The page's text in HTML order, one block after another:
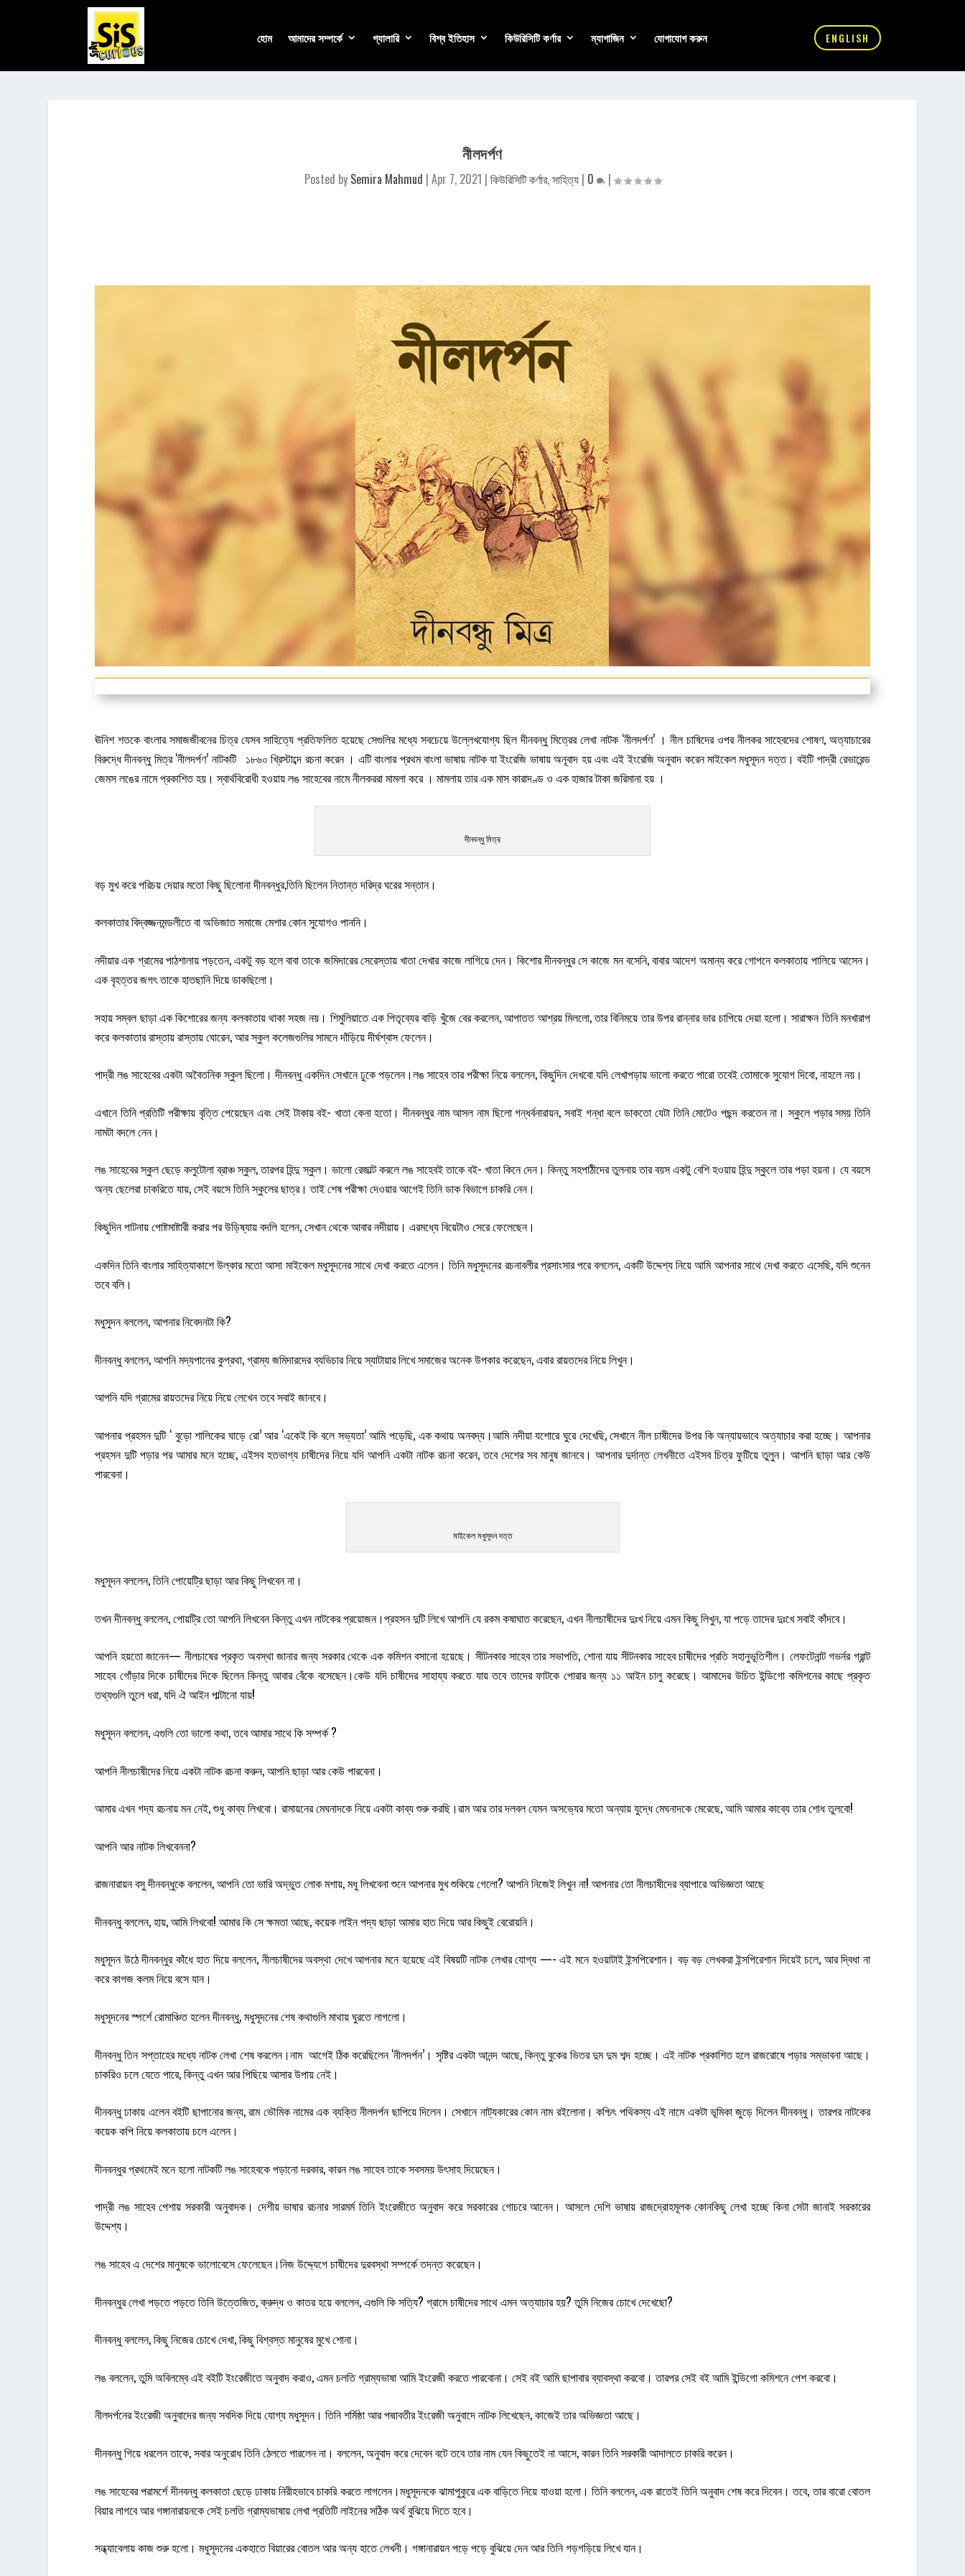
হোম আমাদের সম্পর্কে গ্যালারি বিশ্ব ইতিহাস কিউরিসিটি কর্ণার ম্যাগাজিন যোগাযোগ করুন ENGLISH
নীলদর্পণ
Posted by Semira Mahmud | Apr 7, 2021 | কিউরিসিটি কর্ণার,সাহিত্য| 0 |
ঊনিশ শতকে বাংলার সমাজজীবনের চিত্র যেসব সাহিত্যে প্রতিফলিত হয়েছে সেগুলির মধ্যে সবচেয়ে উল্লেখযোগ্য ছিল দীনবন্ধু মিত্রের লেখা নাটক ‘নীলদর্পণ’ । নীল চাষিদের ওপর নীলকর সাহেবদের শোষণ, অত্যাচারের
বিরুদ্ধে দীনবন্ধু মিত্র ‘নীলদর্পণ’ নাটকটি ১৮৬০ খ্রিস্টাব্দে রচনা করেন । এটি বাংলার প্রথম বাংলা ভাষায় নাটক যা ইংরেজি ভাষায় অনূবাদ হয় এবং এই ইংরেজি অনুবাদ করেন মাইকেল মধুসূদন দত্ত। বইটি পাদ্রী রেভারেন্ড
জেমস লঙের নামে প্রকাশিত হয়। স্বার্থবিরোধী হওয়ায় লঙ সাহেবের নামে নীলকররা মামলা করে । মামলায় তার এক মাস কারাদণ্ড ও এক হাজার টাকা জরিমানা হয় ।
দীনবন্ধু মিত্র
বড় মুখ করে পরিচয় দেয়ার মতো কিছু ছিলোনা দীনবন্ধুর,তিনি ছিলেন নিতান্ত দরিদ্র ঘরের সন্তান।
কলকাতার বিদ্বজ্জনমন্ডলীতে বা অভিজাত সমাজে মেশার কোন সুযোগও পাননি।
নদীয়ার এক গ্রামের পাঠশালায় পড়তেন, একটু বড় হলে বাবা তাকে জমিদারের সেরেস্তায় খাতা দেখার কাজে লাগিয়ে দেন। কিশোর দীনবন্ধুর সে কাজে মন বসেনি, বাবার আদেশ অমান্য করে গোপনে কলকাতায় পালিয়ে আসেন।
এক বৃহত্তর জগৎ তাকে হাতছানি দিয়ে ডাকছিলো।
সহায় সম্বল ছাড়া এক কিশোরের জন্য কলকাতায় থাকা সহজ নয়। শিমুলিয়াতে এক পিতৃব্যের বাড়ি খুঁজে বের করলেন, আপাতত আশ্রয় মিললো, তার বিনিময়ে তার উপর রান্নার ভার চাপিয়ে দেয়া হলো। সারাক্ষন তিনি মনখারাপ
করে কলকাতার রাস্তায় রাস্তায় ঘোরেন, আর স্কুল কলেজগুলির সামনে দাঁড়িয়ে দীর্ঘশ্বাস ফেলেন।
পাদ্রী লঙ সাহেবের একটা অবৈতনিক স্কুল ছিলো। দীনবন্ধু একদিন সেখানে ঢুকে পড়লেন।লঙ সাহেব তার পরীক্ষা নিয়ে বললেন, কিছুদিন দেখবো যদি লেখাপড়ায় ভালো করতে পারো তবেই তোমাকে সুযোগ দিবো, নাহলে নয়।
এখানে তিনি প্রতিটি পরীক্ষায় বৃত্তি পেয়েছেন এবং সেই টাকায় বই- খাতা কেনা হতো। দীনবন্ধুর নাম আসল নাম ছিলো গন্ধর্বনারায়ন, সবাই গন্ধা বলে ডাকতো যেটা তিনি মোটেও পছন্দ করতেন না। স্কুলে পড়ার সময় তিনি
নামটা বদলে নেন।
লঙ সাহেবের স্কুল ছেড়ে কলুটোলা ব্রাঞ্চ স্কুল, তারপর হিন্দু স্কুল। ভালো রেজাল্ট করলে লঙ সাহেবই তাকে বই- খাতা কিনে দেন। কিন্তু সহপাঠীদের তুলনায় তার বয়স একটু বেশি হওয়ায় হিন্দু স্কুলে তার পড়া হয়না। যে বয়সে
অন্য ছেলেরা চাকরিতে যায়, সেই বয়সে তিনি স্কুলের ছাত্র। তাই শেষ পরীক্ষা দেওয়ার আগেই তিনি ডাক বিভাগে চাকরি নেন।
কিছুদিন পাটনায় পোষ্টমাষ্টারী করার পর উড়িষ্যায় বদলি হলেন, সেখান থেকে আবার নদীয়ায়। এরমধ্যে বিয়েটাও সেরে ফেলেছেন।
একদিন তিনি বাংলার সাহিত্যাকাশে উল্কার মতো আসা মাইকেল মধুসূদনের সাথে দেখা করতে এলেন। তিনি মধুসূদনের রচনাবলীর প্রসাংসার পরে বললেন, একটি উদ্দেশ্য নিয়ে আমি আপনার সাথে দেখা করতে এসেছি, যদি শুনেন
তবে বলি।
মধুসুদন বললেন, আপনার নিবেদনটা কি?
দীনবন্ধু বললেন, আপনি মদ্যপানের কুপ্রথা, গ্রাম্য জমিদারদের ব্যভিচার নিয়ে স্যাটায়ার লিখে সমাজের অনেক উপকার করেছেন, এবার রায়তদের নিয়ে লিখুন।
আপনি যদি গ্রামের রায়তদের নিয়ে নিয়ে লেখেন তবে সবাই জানবে।
আপনার প্রহসন দুটি ‘ বুড়ো শালিকের ঘাড়ে রো’ আর ‘একেই কি বলে সভ্যতা’ আমি পড়েছি, এক কথায় অনবদ্য।আমি নদীয়া যশোরে ঘুরে দেখেছি, সেখানে নীল চাষীদের উপর কি অন্যায়ভাবে অত্যাচার করা হচ্ছে। আপনার
প্রহসন দুটি পড়ার পর আমার মনে হচ্ছে, এইসব হতভাগ্য চাষীদের নিয়ে যদি আপনি একটা নাটক রচনা করেন, তবে দেশের সব মানুষ জানবে। আপনার দুর্দান্ত লেখনীতে এইসব চিত্র ফুটিয়ে তুলুন। আপনি ছাড়া আর কেউ
পারবেনা।
মাইকেল মধুসূদন দত্ত
মধুসূদন বললেন, তিনি পোয়েট্রি ছাড়া আর কিছু লিখবেন না।
তখন দীনবন্ধু বললেন, পোয়ট্রি তো আপনি লিখবেন কিন্তু এখন নাটকের প্রয়োজন।প্রহসন দুটি লিখে আপনি যে রকম কষাঘাত করেছেন, এখন নীলচাষীদের দুঃখ নিয়ে এমন কিছু লিখুন, যা পড়ে তাদের দুঃখে সবাই কাঁদবে।
আপনি হয়তো জানেন— নীলচাষের প্রকৃত অবস্থা জানার জন্য সরকার থেকে এক কমিশন বসানো হয়েছে। সীটনকার সাহেব তার সভাপতি, শোনা যায় সীটনকার সাহেব চাষীদের প্রতি সহানুভূতিশীল। লেফটেনান্ট গভর্নর গ্রান্ট
সাহেব গোঁড়ার দিকে চাষীদের দিকে ছিলেন কিন্তু আবার বেঁকে বসেছেন।কেউ যদি চাষীদের সাহায্য করতে যায় তবে তাদের ফাটকে পোরার জন্য ১১ আইন চালু করেছে। আমাদের উচিত ইন্ডিগো কমিশনের কাছে প্রকৃত
তথ্যগুলি তুলে ধরা, যদি ঐ আইন পাল্টানো যায়!
মধুসূদন বললেন, এগুলি তো ভালো কথা, তবে আমার সাথে কি সম্পর্ক ?
আপনি নীলচাষীদের নিয়ে একটা নাটক রচনা করুন, আপনি ছাড়া আর কেউ পারবেনা।
আমার এখন গদ্য রচনায় মন নেই, শুধু কাব্য লিখবো। রামায়নের মেঘনাদকে নিয়ে একটা কাব্য শুরু করছি।রাম আর তার দলবল যেমন অসভ্যের মতো অন্যায় যুদ্ধে মেঘনাদকে মেরেছে, আমি আমার কাব্যে তার শোধ তুলবো!
আপনি আর নাটক লিখবেননা?
রাজনারায়ন বসু দীনবন্ধুকে বললেন, আপনি তো ভারি অদ্ভুত লোক মশায়, মধু লিখবেনা শুনে আপনার মুখ শুকিয়ে গেলো? আপনি নিজেই লিখুন না! আপনার তো নীলচাষীদের ব্যাপারে অভিজ্ঞতা আছে
দীনবন্ধু বললেন, হায়, আমি লিখবো! আমার কি সে ক্ষমতা আছে, কয়েক লাইন পদ্য ছাড়া আমার হাত দিয়ে আর কিছুই বেরোয়নি।
মধুসূদন উঠে দীনবন্ধুর কাঁধে হাত দিয়ে বললেন, নীলচাষীদের অবস্থা দেখে আপনার মনে হয়েছে এই বিষয়টি নাটক লেখার যোগ্য —- এই মনে হওয়াটাই ইন্সপিরেশান। বড় বড় লেখকরা ইন্সপিরেশান দিয়েই চলে, আর দ্বিধা না
করে কাগজ কলম নিয়ে বসে যান।
মধুসূদনের স্পর্শে রোমাঞ্চিত হলেন দীনবন্ধু, মধুসূদনের শেষ কথাগুলি মাথায় ঘুরতে লাগলো।
দীনবন্ধু তিন সপ্তাহের মধ্যে নাটক লেখা শেষ করলেন।নাম আগেই ঠিক করেছিলেন ‘নীলদর্পন’। সৃষ্টির একটা আনন্দ আছে, কিন্তু বুকের ভিতর দুম দুম শব্দ হচ্ছে। এই নাটক প্রকাশিত হলে রাজরোষে পড়ার সম্ভাবনা আছে।
চাকরিও চলে যেতে পারে, কিন্তু এখন আর পিছিয়ে আসার উপায় নেই।
দীনবন্ধু ঢাকায় এলেন বইটি ছাপানোর জন্য, রাম ভৌমিক নামের এক ব্যক্তি নীলদর্পন ছাপিয়ে দিলেন। সেখানে নাট্যকারের কোন নাম রইলোনা। কশ্চিৎ পথিকস্য এই নামে একটা ভূমিকা জুড়ে দিলেন দীনবন্ধু। তারপর নাটকের
কয়েক কপি নিয়ে কলকাতায় চলে এলেন।
দীনবন্ধুর প্রথমেই মনে হলো নাটকটি লঙ সাহেবকে পড়ানো দরকার, কারন লঙ সাহেব তাকে সবসময় উৎসাহ দিয়েছেন।
পাদ্রী লঙ সাহেব পেশায় সরকারী অনুবাদক। দেশীয় ভাষার রচনার সারমর্ম তিনি ইংরেজীতে অনুবাদ করে সরকারের গোচরে আনেন। আসলে দেশি ভাষায় রাজদ্রোহমূলক কোনকিছু লেখা হচ্ছে কিনা সেটা জানাই সরকারের
উদ্দেশ্য।
লঙ সাহেব এ দেশের মানুষকে ভালোবেসে ফেলেছেন।নিজ উদ্দ্যেগে চাষীদের দুরবস্থা সম্পর্কে তদন্ত করেছেন।
দীনবন্ধুর লেখা পড়তে পড়তে তিনি উত্তেজিত, ক্রুদ্ধ ও কাতর হয়ে বললেন, এগুলি কি সত্যি? গ্রামে চাষীদের সাথে এমন অত্যাচার হয়? তুমি নিজের চোখে দেখেছো?
দীনবন্ধু বললেন, কিছু নিজের চোখে দেখা, কিছু বিশ্বস্ত মানুষের মুখে শোনা।
লঙ বললেন, তুমি অবিলম্বে এই বইটি ইংরেজীতে অনুবাদ করাও, এমন চলতি গ্রাম্যভাষা আমি ইংরেজী করতে পারবোনা। সেই বই আমি ছাপাবার ব্যাবস্থা করবো। তারপর সেই বই আমি ইন্ডিগো কমিশনে পেশ করবো।
নীলদর্পনের ইংরেজী অনুবাদের জন্য সবদিক দিয়ে যোগ্য মধুসূদন। তিনি শর্মিষ্ঠা আর পদ্মাবতীর ইংরেজী অনুবাদে নাটক লিখেছেন, কাজেই তার অভিজ্ঞতা আছে।
দীনবন্ধু গিয়ে ধরলেন তাকে, সবার অনুরোধ তিনি ঠেলতে পারলেন না। বললেন, অনুবাদ করে দেবেন বটে তবে তার নাম যেন কিছুতেই না আসে, কারন তিনি সরকারী আদালতে চাকরি করেন।
লঙ সাহেবের পরামর্শে দীনবন্ধু কলকাতা ছেড়ে ঢাকায় নিরীহভাবে চাকরি করতে লাগলেন।মধুসূদনকে ঝামাপুকুরে এক বাড়িতে নিয়ে যাওয়া হলো। তিনি বললেন, এক রাতেই তিনি অনুবাদ শেষ করে দিবেন। তবে, তার বারো বোতল
বিয়ার লাগবে আর গঙ্গানারায়নকে সেই চলতি গ্রাম্যভাষায় লেখা প্রতিটি লাইনের সঠিক অর্থ বুঝিয়ে দিতে হবে।
সন্ধ্যাবেলায় কাজ শুরু হলো। মধুসূদনের একহাতে বিয়ারের বোতল আর অন্য হাতে লেখনী। গঙ্গানারায়ন পড়ে পড়ে বুঝিয়ে দেন আর তিনি গড়গড়িয়ে লিখে যান।